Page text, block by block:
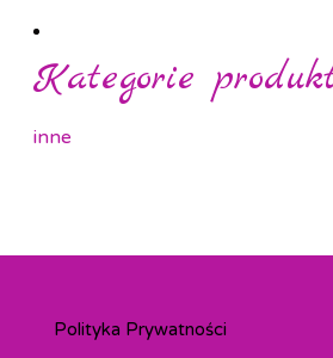
Kategorie
inne
Polityka Prywatności